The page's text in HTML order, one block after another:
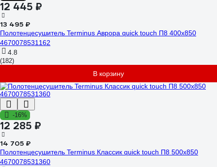
12 445 ₽
13 495 ₽
Полотенцесушитель Terminus Аврора quick touch П8 400x850
4670078531162
4.8
(182)
В корзину
-16%
12 285 ₽
14 705 ₽
Полотенцесушитель Terminus Классик quick touch П8 500x850
4670078531360